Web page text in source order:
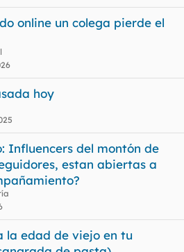
online un colega pierde el
hoy
Influencers del montón de
estan abiertas a
la edad de viejo en tu